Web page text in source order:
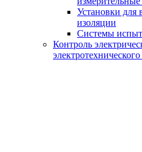
Установки для
изоляции
Системы
Контроль